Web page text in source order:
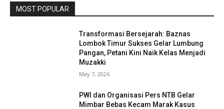
MOST POPULAR
Transformasi Bersejarah: Baznas
Lombok Timur Sukses Gelar Lumbung
Pangan, Petani Kini Naik Kelas Menjadi
Muzakki
May 7, 2026
PWI dan Organisasi Pers NTB Gelar
Mimbar Bebas Kecam Marak Kasus